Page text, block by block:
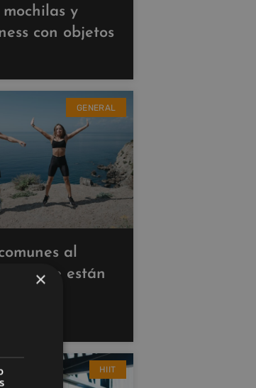
mochilas y
con objetos
GENERAL
al
que están
HIIT
×